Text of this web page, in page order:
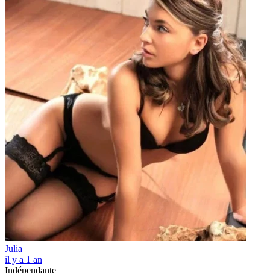
Julia
il y a 1 an
Indépendante